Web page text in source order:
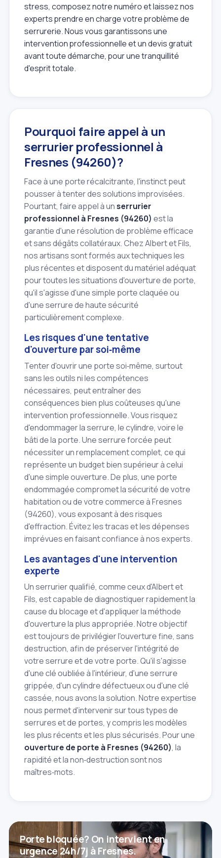
stress, composez notre numéro et laissez nos
experts prendre en charge votre problème de
serrurerie. Nous vous garantissons une
intervention professionnelle et un devis gratuit
avant toute démarche, pour une tranquillité
d'esprit totale.
Pourquoi faire appel à un
serrurier professionnel à
Fresnes (94260)?
Face à une porte récalcitrante, l'instinct peut
pousser à tenter des solutions improvisées.
Pourtant, faire appel à unserrurier
professionnel à Fresnes (94260) est la
garantie d'une résolution de problème efficace
et sans dégâts collatéraux. Chez Albert et Fils,
nos artisans sont formés aux techniques les
plus récentes et disposent du matériel adéquat
pour toutes les situations d'ouverture de porte,
qu'il s'agisse d'une simple porte claquée ou
d'une serrure de haute sécurité
particulièrement complexe.
Les risques d'une tentative
d'ouverture par soi‑même
Tenter d'ouvrir une porte soi‑même, surtout
sans les outils ni les compétences
nécessaires, peut entraîner des
conséquences bien plus coûteuses qu'une
intervention professionnelle. Vous risquez
d'endommager la serrure, le cylindre, voire le
bâti de la porte. Une serrure forcée peut
nécessiter un remplacement complet, ce qui
représente un budget bien supérieur à celui
d'une simple ouverture. De plus, une porte
endommagée compromet la sécurité de votre
habitation ou de votre commerce à Fresnes
(94260), vous exposant à des risques
d'effraction. Évitez les tracas et les dépenses
imprévues en faisant confiance à nos experts.
Les avantages d'une intervention
experte
Un serrurier qualifié, comme ceux d'Albert et
Fils, est capable de diagnostiquer rapidement la
cause du blocage et d'appliquer la méthode
d'ouverture la plus appropriée. Notre objectif
est toujours de privilégier l'ouverture fine, sans
destruction, afin de préserver l'intégrité de
votre serrure et de votre porte. Qu'il s'agisse
d'une clé oubliée à l'intérieur, d'une serrure
grippée, d'un cylindre défectueux ou d'une clé
cassée, nous avons la solution. Notre expertise
nous permet d'intervenir sur tous types de
serrures et de portes, y compris les modèles
les plus récents et les plus sécurisés. Pour une
ouverture de porte à Fresnes (94260), la
rapidité et la non‑destruction sont nos
maîtres‑mots.
Porte bloquée? On intervient en
urgence 24h/7j à Fresnes.